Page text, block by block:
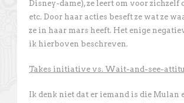
Disney-dame), ze leert om voor zichzelf
etc. Door haar acties beseft ze wat ze
ze in haar mars heeft. Het enige
ik hierboven beschreven.
Takes initiative vs. Wait-and-see-
Ik denk niet dat er iemand is die Mulan